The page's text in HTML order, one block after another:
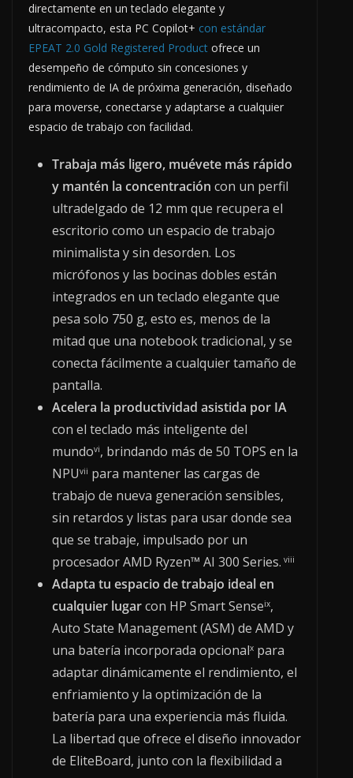
directamente en un teclado elegante y
ultracompacto, esta PC Copilot+ con estándar
EPEAT 2.0 Gold Registered Product ofrece un
desempeño de cómputo sin concesiones y
rendimiento de IA de próxima generación, diseñado
para moverse, conectarse y adaptarse a cualquier
espacio de trabajo con facilidad.
Trabaja más ligero, muévete más rápido
y mantén la concentración con un perfil
ultradelgado de 12 mm que recupera el
escritorio como un espacio de trabajo
minimalista y sin desorden. Los
micrófonos y las bocinas dobles están
integrados en un teclado elegante que
pesa solo 750 g, esto es, menos de la
mitad que una notebook tradicional, y se
conecta fácilmente a cualquier tamaño de
pantalla.
Acelera la productividad asistida por IA
con el teclado más inteligente del
mundovi, brindando más de 50 TOPS en la
NPUvii para mantener las cargas de
trabajo de nueva generación sensibles,
sin retardos y listas para usar donde sea
que se trabaje, impulsado por un
procesador AMD Ryzen™ AI 300 Series. viii
Adapta tu espacio de trabajo ideal en
cualquier lugarcon HP Smart Senseix,
Auto State Management (ASM) de AMD y
una batería incorporada opcionalx para
adaptar dinámicamente el rendimiento, el
enfriamiento y la optimización de la
batería para una experiencia más fluida.
La libertad que ofrece el diseño innovador
de EliteBoard, junto con la flexibilidad a